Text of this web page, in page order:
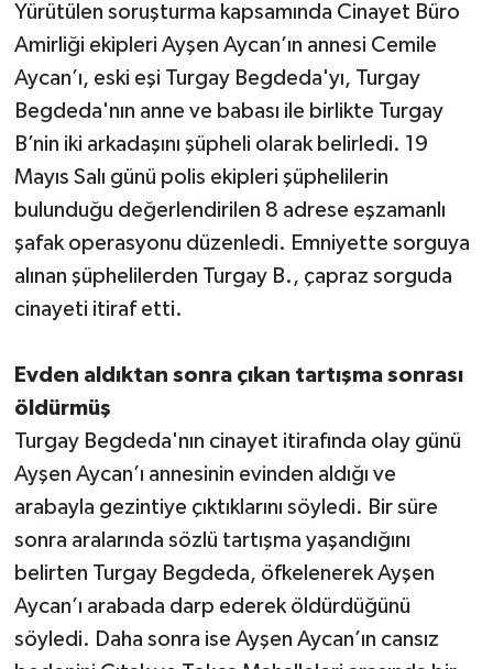
Yürütülen soruşturma kapsamında Cinayet Büro
Amirliği ekipleri Ayşen Aycan’ın annesi Cemile
Aycan’ı, eski eşi Turgay Begdeda'yı, Turgay
Begdeda'nın anne ve babası ile birlikte Turgay
B’nin iki arkadaşını şüpheli olarak belirledi. 19
Mayıs Salı günü polis ekipleri şüphelilerin
bulunduğu değerlendirilen 8 adrese eşzamanlı
şafak operasyonu düzenledi. Emniyette sorguya
alınan şüphelilerden Turgay B., çapraz sorguda
cinayeti itiraf etti.
Evden aldıktan sonra çıkan tartışma sonrası
öldürmüş
Turgay Begdeda'nın cinayet itirafında olay günü
Ayşen Aycan’ı annesinin evinden aldığı ve
arabayla gezintiye çıktıklarını söyledi. Bir süre
sonra aralarında sözlü tartışma yaşandığını
belirten Turgay Begdeda, öfkelenerek Ayşen
Aycan’ı arabada darp ederek öldürdüğünü
söyledi. Daha sonra ise Ayşen Aycan’ın cansız